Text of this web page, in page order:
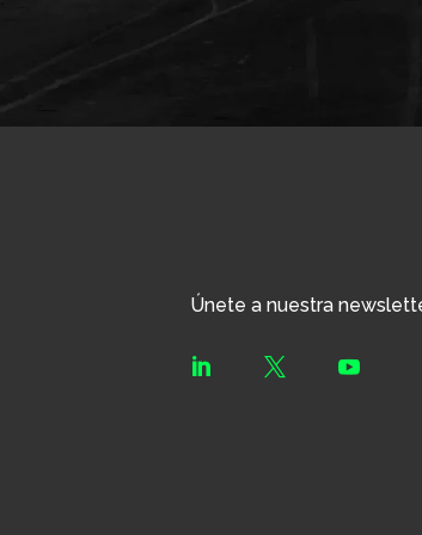
Únete a nuestra
  